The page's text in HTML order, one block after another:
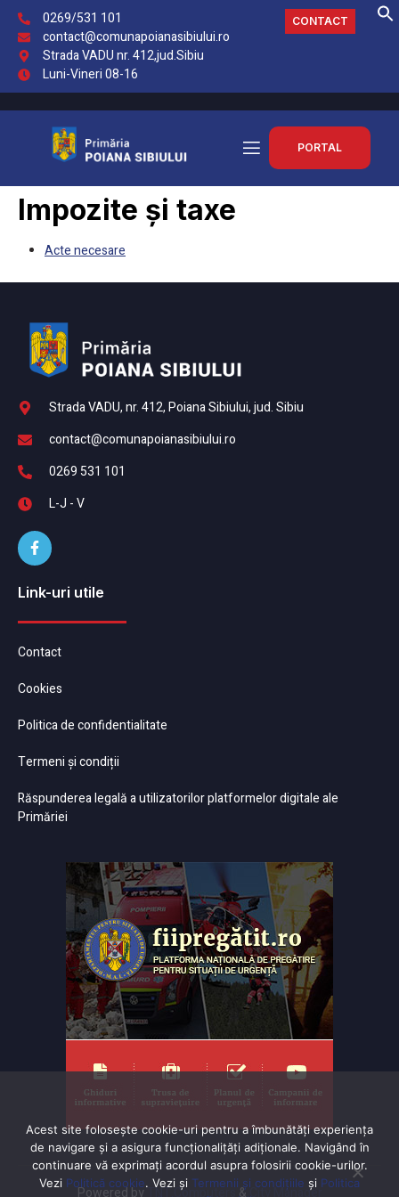
0269/531 101
contact@comunapoianasibiului.ro
Strada VADU nr. 412,jud.Sibiu
Luni-Vineri 08-16
CONTACT
PORTAL
Impozite și taxe
Acte necesare
Strada VADU, nr. 412, Poiana Sibiului, jud. Sibiu
contact@comunapoianasibiului.ro
0269 531 101
L-J - V
Link-uri utile
Contact
Cookies
Politica de confidentialitate
Termeni și condiții
Răspunderea legală a utilizatorilor platformelor digitale ale
Primăriei
Powered byTNT Computers&City Manager
Acest site folosește cookie-uri pentru a îmbunătăți experiența
de navigare și a asigura funcționalițăți adiționale. Navigând în
continuare vă exprimaţi acordul asupra folosirii cookie-urilor.
Vezi Politică cookie. Vezi și Termenii și condițiile și Politica